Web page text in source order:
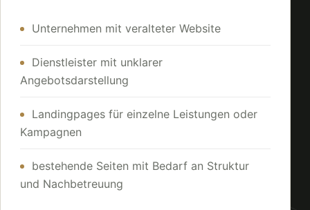
Unternehmen mit veralteter Website
Dienstleister mit unklarer
Angebotsdarstellung
Landingpages für einzelne Leistungen oder
Kampagnen
bestehende Seiten mit Bedarf an Struktur
und Nachbetreuung